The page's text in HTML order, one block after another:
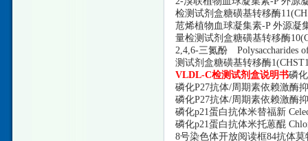
检测试剂盒糖磺基转移酶
苊烯植物血球凝集素-P 外源凝
量检测试剂盒糖磺基转移酶
2,4,6-三氮酚 Polysaccharides
测试剂盒糖磺基转移酶
VLDL-C检测试剂盒说明书磷化
磷化P27抗体/周期素依赖激酶
磷化P27抗体/周期素依赖激酶
磷化p21蛋白抗体米替福新
磷化p21蛋白抗体米托蒽醌
8号染色体开放阅读框84抗体莫